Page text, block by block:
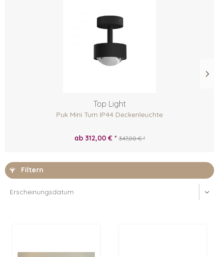
Top Light
Puk Mini Turn IP44 Deckenleuchte
ab 312,00 € * 347,00 € *
Filtern